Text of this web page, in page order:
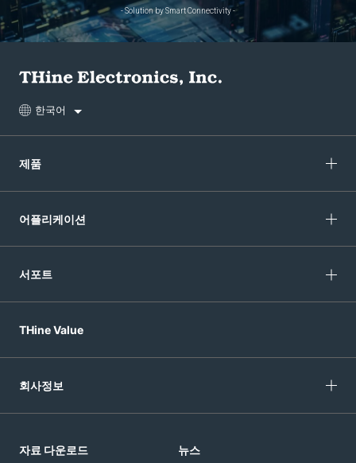
- Solution by Smart Connectivity -
한국어
제품
어플리케이션
서포트
THine Value
회사정보
자료 다운로드 뉴스